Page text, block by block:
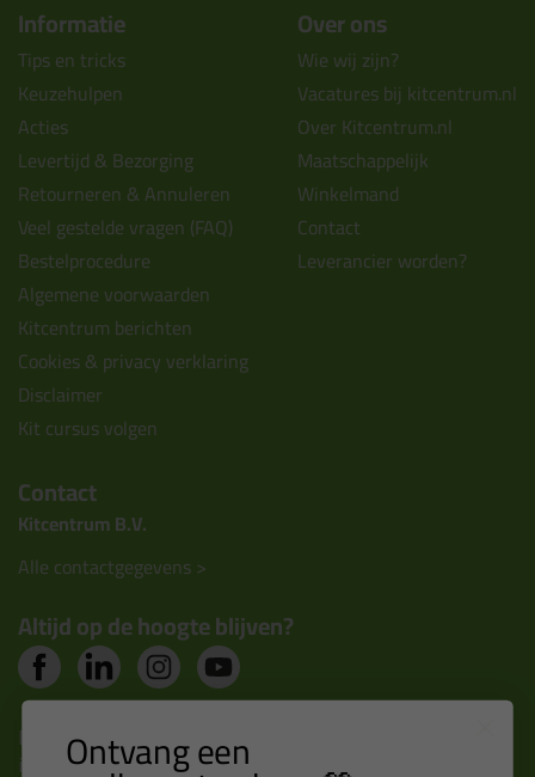
Informatie
Tips en tricks
Keuzehulpen
Acties
Levertijd & Bezorging
Retourneren & Annuleren
Veel gestelde vragen (FAQ)
Bestelprocedure
Algemene voorwaarden
Kitcentrum berichten
Cookies & privacy verklaring
Disclaimer
Kit cursus volgen
Over ons
Wie wij zijn?
Vacatures bij kitcentrum.nl
Over Kitcentrum.nl
Maatschappelijk
Winkelmand
Contact
Leverancier worden?
Contact
Kitcentrum B.V.
Alle contactgegevens >
Altijd op de hoogte blijven?
Nieuws, tips en exclusieve deals rechtstreeks in je
inbox Ontvang een